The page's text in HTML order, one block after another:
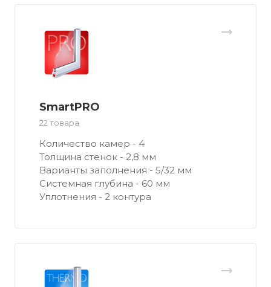
SmartPRO
22 товара
Количество камер - 4
Толщина стенок - 2,8 мм
Варианты заполнения - 5/32 мм
Системная глубина - 60 мм
Уплотнения - 2 контура